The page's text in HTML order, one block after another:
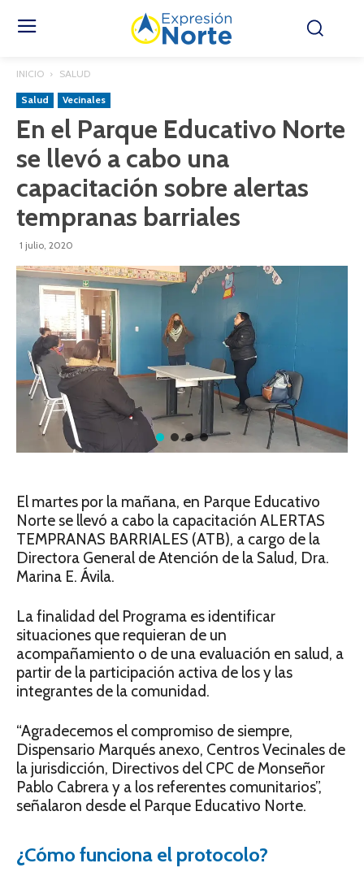
INICIO SALUD
Salud Vecinales
En el Parque Educativo Norte
se llevó a cabo una
capacitación sobre alertas
tempranas barriales
1 julio, 2020
El martes por la mañana, en Parque Educativo
Norte se llevó a cabo la capacitación ALERTAS
TEMPRANAS BARRIALES (ATB), a cargo de la
Directora General de Atención de la Salud, Dra.
Marina E. Ávila.
La finalidad del Programa es identificar
situaciones que requieran de un
acompañamiento o de una evaluación en salud, a
partir de la participación activa de los y las
integrantes de la comunidad.
“Agradecemos el compromiso de siempre,
Dispensario Marqués anexo, Centros Vecinales de
la jurisdicción, Directivos del CPC de Monseñor
Pablo Cabrera y a los referentes comunitarios”,
señalaron desde el Parque Educativo Norte.
¿Cómo funciona el protocolo?